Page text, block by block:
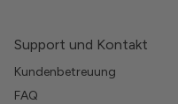
Support und Kontakt
Kundenbetreuung
FAQ